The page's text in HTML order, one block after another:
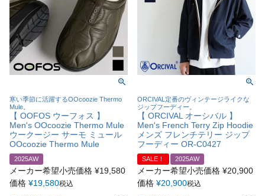
寒い季節に活躍するOOcoozie Thermo
Mule。
【 OOFOS ウーフォス 】
Men's OOcoozie Thermo Mule
ウークージー サーモ ミュール
OOcoozie Thermo Mule
2025AW
メーカー希望小売価格 ¥19,580
価格 ¥19,580税込
ORCIVAL定番のヴィンテージライクな
ジップフーディー。
【 ORCIVAL オーシバル 】
Men's French Terry Zip Hoodie
メンズ フレンチテリー ジップ
フーディー OR-C0427
SALE！ 2025AW
メーカー希望小売価格 ¥20,900
価格 ¥20,900税込